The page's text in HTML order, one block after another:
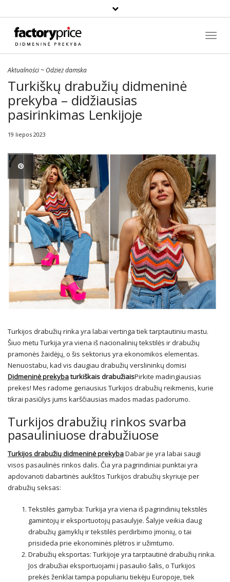
Paieška
Aktualności~ Odzież damska
Turkiškų drabužių didmeninė
prekyba – didžiausias
pasirinkimas Lenkijoje
19 liepos 2023
Turkijos drabužių rinka yra labai vertinga tiek tarptautiniu mastu.
Šiuo metu Turkija yra viena iš nacionalinių tekstilės ir drabužių
pramonės žaidėjų, o šis sektorius yra ekonomikos elementas.
Nenuostabu, kad vis daugiau drabužių verslininkų domisi
Didmeninė prekybaturkiškais drabužiaisPirkite madingiausias
prekes! Mes radome geriausius Turkijos drabužių reikmenis, kurie
tikrai pasiūlys jums karščiausias mados madas padorumo.
Turkijos drabužių rinkos svarba
pasauliniuose drabužiuose
Turkijos drabužių didmeninė prekybaDabar jie yra labai saugi
visos pasaulinės rinkos dalis. Čia yra pagrindiniai punktai yra
apdovanoti dabartinės aukštos Turkijos drabužių skyriuje per
drabužių seksas:
Tekstilės gamyba: Turkija yra viena iš pagrindinių tekstilės
gamintojų ir eksportuotojų pasaulyje. Šalyje veikia daug
drabužių gamyklų ir tekstilės perdirbimo įmonių, o tai
prisideda prie ekonominės plėtros ir užimtumo.
Drabužių eksportas: Turkijoje yra tarptautinė drabužių rinka.
Jos drabužiai eksportuojami į pasaulio šalis, o Turkijos
prekės ženklai tampa populiariu tiekėju Europoje, tiek